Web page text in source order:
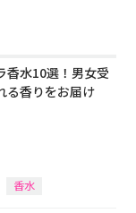
香水10選！男女受
る香りをお届け
香水